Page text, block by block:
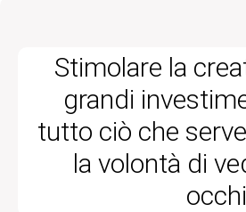
Stimolare la
grandi
tutto ciò che
la volontà di